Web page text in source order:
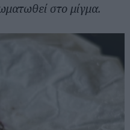
στο μίγμα.